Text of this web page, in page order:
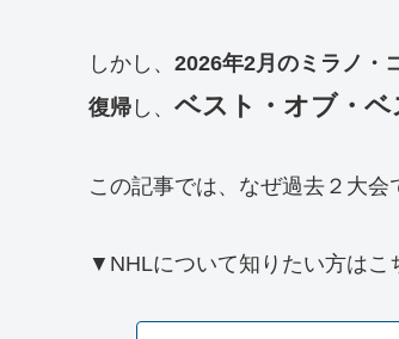
しかし、 2026年2月のミラノ・
復帰 し、 ベスト・オブ・ベ
この記事では、なぜ過去２大会
▼NHLについて知りたい方はこ